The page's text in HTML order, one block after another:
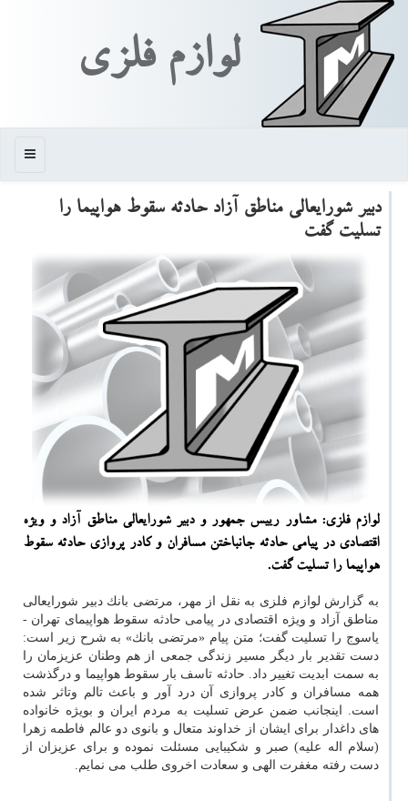
لوازم فلزی
منو
دبیر شورایعالی مناطق آزاد حادثه سقوط هواپیما را
تسلیت گفت
لوازم فلزی: مشاور رییس جمهور و دبیر شورایعالی مناطق آزاد و ویژه
اقتصادی در پیامی حادثه جانباختن مسافران و كادر پروازی حادثه سقوط
هواپیما را تسلیت گفت.
به گزارش لوازم فلزی به نقل از مهر، مرتضی بانك دبیر شورایعالی
مناطق آزاد و ویژه اقتصادی در پیامی حادثه سقوط هواپیمای تهران -
یاسوج را تسلیت گفت؛ متن پیام «مرتضی بانك» به شرح زیر است:
دست تقدیر بار دیگر مسیر زندگی جمعی از هم وطنان عزیزمان را
به سمت ابدیت تغییر داد. حادثه تاسف بار سقوط هواپیما و درگذشت
همه مسافران و كادر پروازی آن درد آور و باعث تالم وتاثر شده
است. اینجانب ضمن عرض تسلیت به مردم ایران و بویژه خانواده
های داغدار برای ایشان از خداوند متعال و بانوی دو عالم فاطمه زهرا
(سلام اله علیه) صبر و شكیبایی مسئلت نموده و برای عزیزان از
دست رفته مغفرت الهی و سعادت اخروی طلب می نمایم.